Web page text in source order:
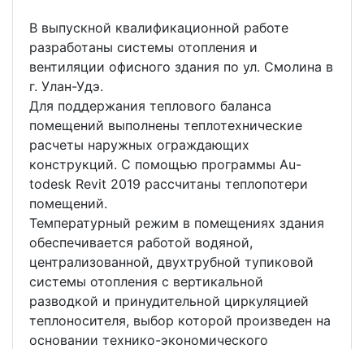
В выпускной квалификационной работе
разработаны системы отопления и
вентиляции офисного здания по ул. Смолина в
г. Улан-Удэ.
Для поддержания теплового баланса
помещений выполнены теплотехнические
расчеты наружных ограждающих
конструкций. С помощью программы Au-
todesk Revit 2019 рассчитаны теплопотери
помещений.
Температурный режим в помещениях здания
обеспечивается работой водяной,
централизованной, двухтрубной тупиковой
системы отопления с вертикальной
разводкой и принудительной циркуляцией
теплоносителя, выбор которой произведен на
основании технико-экономического